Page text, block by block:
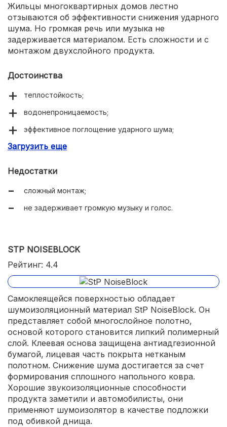
Жильцы многоквартирных домов лестно
отзываются об эффективности снижения ударного
шума. Но громкая речь или музыка не
задерживается материалом. Есть сложности и с
монтажом двухслойного продукта.
Достоинства
теплостойкость;
водонепроницаемость;
эффективное поглощение ударного шума;
небольшая толщина.
Загрузить еще
Недостатки
сложный монтаж;
не задерживает громкую музыку и голос.
STP NOISEBLOCK
Рейтинг: 4.4
Самоклеящейся поверхностью обладает
шумоизоляционный материал StP NoiseBlock. Он
представляет собой многослойное полотно,
основой которого становится липкий полимерный
слой. Клеевая основа защищена антиадгезионной
бумагой, лицевая часть покрыта нетканым
полотном. Снижение шума достигается за счет
формирования сплошного напольного ковра.
Хорошие звукоизоляционные способности
продукта заметили и автомобилисты, они
применяют шумоизолятор в качестве подложки
под обивкой днища.